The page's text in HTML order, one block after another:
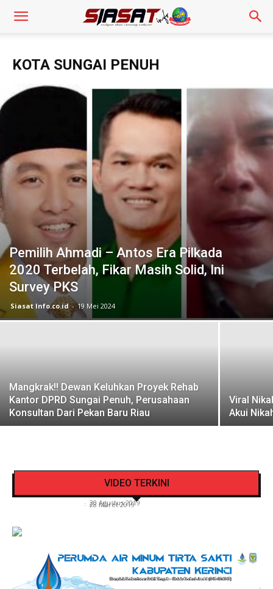
KOTA SUNGAI PENUH
Pemilih Ahmadi – Antos Era Pilkada
2020 Terbelah, Fikar Masih Solid, Ini
Survey PKS
Siasat Info.co.id - 19 Mei 2024
Mangkrak!! Dewan Keluhkan Proyek Rehab
Kantor DPRD Sungai Penuh, Perusahaan
Konsultan Dari Pekan Baru Riau
Viral
Akui
VIDEO TERKINI
Video Detik Evakuasi Jasad Iglesias di Gunung
- 20 Agustus 2019
Lantas Polres Kerinci Beri Pengendara Segelas
- 28 Maret 2019